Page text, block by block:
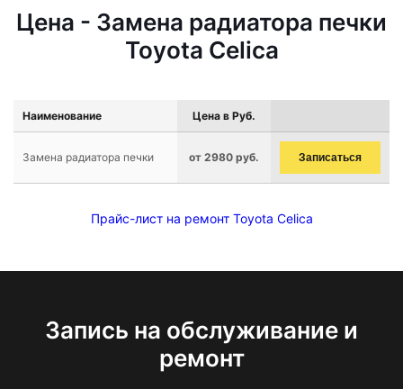
Цена - Замена радиатора печки
Toyota Celica
Наименование Цена в Руб.
Замена радиатора печки от 2980 руб. Записаться
Прайс-лист на ремонт Toyota Celica
Запись на обслуживание и
ремонт